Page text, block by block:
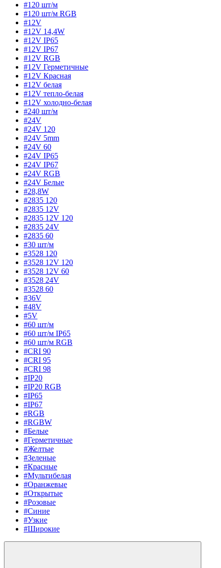
#120 шт/м
#120 шт/м RGB
#12V
#12V 14,4W
#12V IP65
#12V IP67
#12V RGB
#12V Герметичные
#12V Красная
#12V белая
#12V тепло-белая
#12V холодно-белая
#240 шт/м
#24V
#24V 120
#24V 5mm
#24V 60
#24V IP65
#24V IP67
#24V RGB
#24V Белые
#28,8W
#2835 120
#2835 12V
#2835 12V 120
#2835 24V
#2835 60
#30 шт/м
#3528 120
#3528 12V 120
#3528 12V 60
#3528 24V
#3528 60
#36V
#48V
#5V
#60 шт/м
#60 шт/м IP65
#60 шт/м RGB
#CRI 90
#CRI 95
#CRI 98
#IP20
#IP20 RGB
#IP65
#IP67
#RGB
#RGBW
#Белые
#Герметичные
#Желтые
#Зеленые
#Красные
#Мультибелая
#Оранжевые
#Открытые
#Розовые
#Синие
#Узкие
#Широкие